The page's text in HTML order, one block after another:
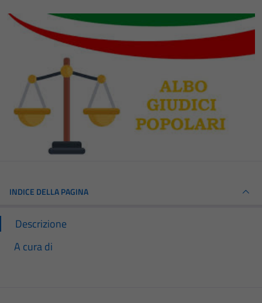
INDICE DELLA PAGINA
Descrizione
A cura di